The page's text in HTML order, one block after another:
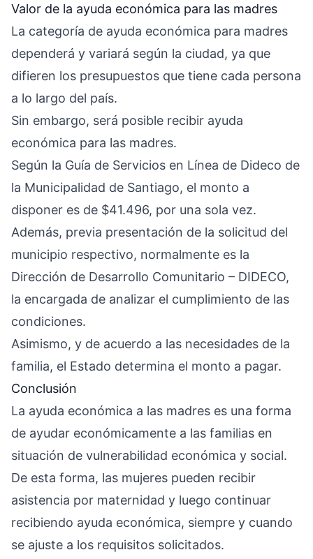
Valor de la ayuda económica para las madres
La categoría de ayuda económica para madres
dependerá y variará según la ciudad, ya que
difieren los presupuestos que tiene cada persona
a lo largo del país.
Sin embargo, será posible recibir ayuda
económica para las madres.
Según la Guía de Servicios en Línea de Dideco de
la Municipalidad de Santiago, el monto a
disponer es de $41.496, por una sola vez.
Además, previa presentación de la solicitud del
municipio respectivo, normalmente es la
Dirección de Desarrollo Comunitario – DIDECO,
la encargada de analizar el cumplimiento de las
condiciones.
Asimismo, y de acuerdo a las necesidades de la
familia, el Estado determina el monto a pagar.
Conclusión
La ayuda económica a las madres es una forma
de ayudar económicamente a las familias en
situación de vulnerabilidad económica y social.
De esta forma, las mujeres pueden recibir
asistencia por maternidad y luego continuar
recibiendo ayuda económica, siempre y cuando
se ajuste a los requisitos solicitados.